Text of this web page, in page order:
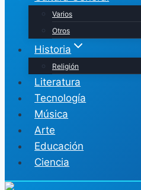
Varios
Otros
Historia
Religión
Literatura
Tecnología
Música
Arte
Educación
Ciencia